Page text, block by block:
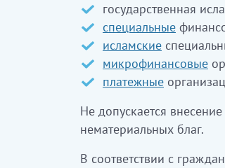
государственная
специальные
исламские
микрофинансовые
платежные
Не допускается
нематериальных благ.
В соответствии с